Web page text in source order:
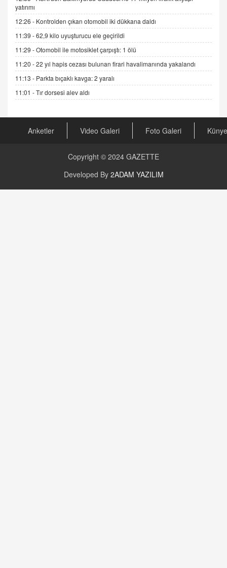
Cümlesinin Peşinden
19.07.2025 12:45
GÖNÜL MENEKŞE
Şifacının Yolu
04.11.2025 12:56
AV. RÜMEYSA ÖZKALE
Arabulucuya Başvuru Şartı
23.09.2023 16:30
Değişen yapısıyla Suriye
16.12.2024 14:16
yatırımı
12:26 - Kontrolden çıkan otomobil iki dükkana daldı
11:39 -62,9 kilo uyuşturucu ele geçirildi
11:29 -Otomobil ile motosiklet çarpıştı: 1 ölü
11:20 -22 yıl hapis cezası bulunan firari havalimanında yakalandı
11:13 - Parkta bıçaklı kavga: 2 yaralı
11:01 -Tır dorsesi alev aldı
Anketler Video Galeri Foto Galeri Künye
Copyright © 2024 GAZETTE
Developed By 2ADAM YAZILIM